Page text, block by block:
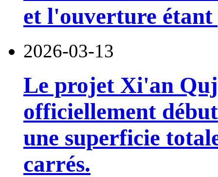
et l'ouverture étant
2026-03-13
Le projet Xi'an
officiellement
une superficie
carrés.